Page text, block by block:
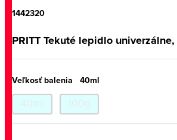
1442320
PRITT Tekuté lepidlo
Veľkosť balenia 40ml